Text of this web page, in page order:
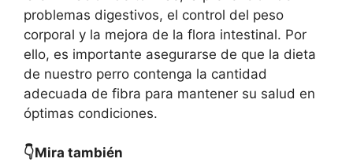
problemas digestivos, el control del peso
corporal y la mejora de la flora intestinal. Por
ello, es importante asegurarse de que la dieta
de nuestro perro contenga la cantidad
adecuada de fibra para mantener su salud en
óptimas condiciones.
👇Mira también